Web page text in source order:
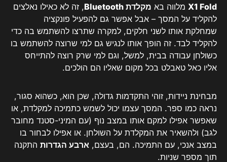
X1 Fold מלווה בא מקלדת Bluetooth
, זה לא כאילו נאלצים
להקליד על המסך – אבל אפשר גם להפעיל פונקציה
שמחלקת אותו לשני חלקים, למקרה שתרצו להשתמש בה כדי
להקליד לבד. זה הופך אותו לנגיש גם למי שרוצה להשתמש בו
כשולחן עבודה בבית, למשל, וגם למי שרק רוצה להתייחס
אליו כאל טאבלט בכל מקום שאליו הם הולכים.
מבחינת ניידות, זוהי התקדמות גדולה, שכן הוא, כשהוא סגור,
נראה כמו ספר. המסך עצמו יכול לשמש כתמיכה למקלדת, או
שאפשר אפילו למקם אותו במצב נוף (עם המיני-סטנד מחובר
לגב) ולהשאיר את המקלדת על השולחן. או אפילו לבחור בו
במצב אנכי, עם התמיכה. הם, בעצם, ארבע הגדרות התקנה
תוך מספר שניות.